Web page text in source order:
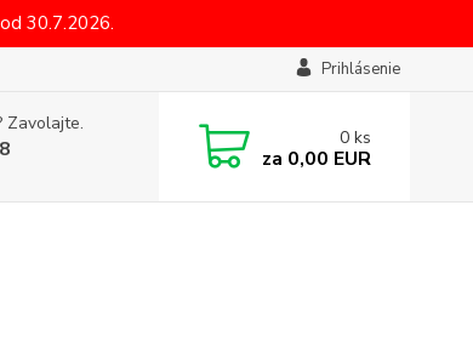
30.7.2026.
Prihlásenie
Zavolajte.
0 ks
za 0,00 EUR